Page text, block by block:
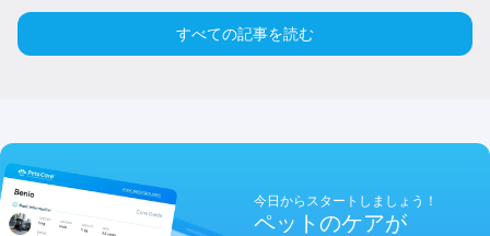
すべての記事を読む
今日からスタートしましょう！
ペットのケアが